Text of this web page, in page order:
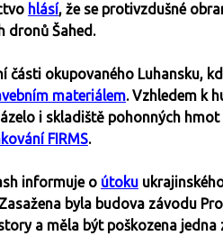
hlásí, že se protivzdušné
dronů Šahed.
části okupovaného Luhansku,
materiálem. Vzhledem k
i skladiště pohonných
FIRMS.
informuje o útoku
byla budova závodu
a měla být poškozena jedna